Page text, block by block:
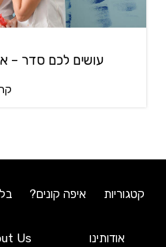
עושים לכם סדר –
קטגוריות איפה קונים?
אודותינו Us